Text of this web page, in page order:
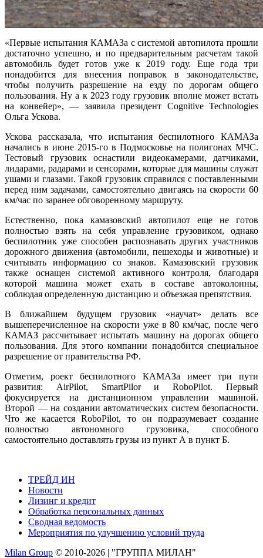
«Первые испытания КАМАЗа с системой автопилота прошли
достаточно успешно, и по предварительным расчетам такой
автомобиль будет готов уже к 2019 году. Еще года три
понадобится для внесения поправок в законодательстве,
чтобы получить разрешение на езду по дорогам общего
пользования. Ну а к 2023 году грузовик вполне может встать
на конвейер», — заявила президент Cognitive Technologies
Ольга Ускова.
Ускова рассказала, что испытания беспилотного КАМАЗа
начались в июне 2015-го в Подмосковье на полигонах МЧС.
Тестовый грузовик оснастили видеокамерами, датчиками,
лидарами, радарами и сенсорами, которые для машины служат
ушами и глазами. Такой грузовик справился с поставленными
перед ним задачами, самостоятельно двигаясь на скорости 60
км/час по заранее обговоренному маршруту.
Естественно, пока камазовский автопилот еще не готов
полностью взять на себя управление грузовиком, однако
беспилотник уже способен распознавать других участников
дорожного движения (автомобили, пешеходы и животные) и
считывать информацию со знаков. Камазовский грузовик
также оснащен системой активного контроля, благодаря
которой машина может ехать в составе автоколонны,
соблюдая определенную дистанцию и объезжая препятствия.
В ближайшем будущем грузовик «научат» делать все
вышеперечисленное на скорости уже в 80 км/час, после чего
КАМАЗ рассчитывает испытать машину на дорогах общего
пользования. Для этого компании понадобится специальное
разрешение от правительства РФ.
Отметим, роект беспилотного КАМАЗа имеет три пути
развития: AirPilot, SmartPilor и RoboPilot. Первый
фокусируется на дистанционном управлении машиной.
Второй — на создании автоматических систем безопасности.
Что же касается RoboPilot, то он подразумевает создание
полностью автономного грузовика, способного
самостоятельно доставлять грузы из пункт А в пункт Б.
ТРЕЙД ИН
Новости
Лизинг и кредит
Обработка персональных данных
Сводная ведомость
Мероприятия по улучшению условий труда
Milan Group © 2010-2026 | "ГРУППА МИЛАН"